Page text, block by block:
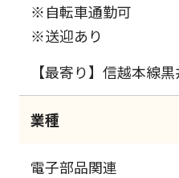
※自転車通勤可
※送迎あり
【最寄り】信越本線
業種
電子部品関連